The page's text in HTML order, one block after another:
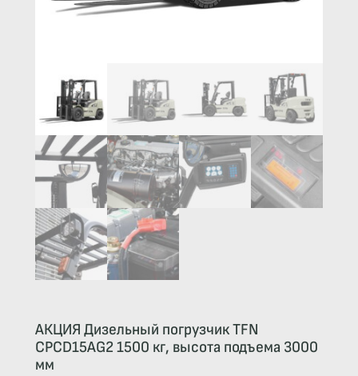
АКЦИЯ Дизельный погрузчик TFN
CPCD15AG2 1500 кг, высота подъема 3000
мм